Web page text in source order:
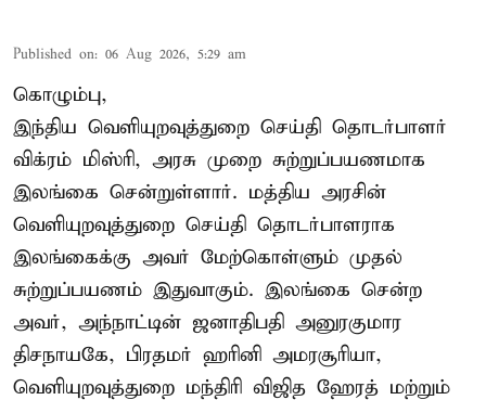
Published on: 06 Aug 2026, 5:29 am
கொழும்பு,
இந்திய வெளியுறவுத்துறை செய்தி தொடர்பாளர்
விக்ரம் மிஸ்ரி, அரசு முறை சுற்றுப்பயணமாக
இலங்கை சென்றுள்ளார். மத்திய அரசின்
வெளியுறவுத்துறை செய்தி தொடர்பாளராக
இலங்கைக்கு அவர் மேற்கொள்ளும் முதல்
சுற்றுப்பயணம் இதுவாகும். இலங்கை சென்ற
அவர், அந்நாட்டின் ஜனாதிபதி அனுரகுமார
திசநாயகே, பிரதமர் ஹரினி அமரசூரியா,
வெளியுறவுத்துறை மந்திரி விஜித ஹேரத் மற்றும்